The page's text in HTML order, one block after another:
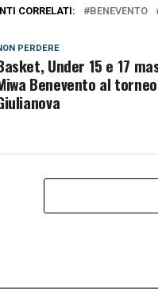
CORRELATI: BENEVENTO
PERDERE
Under 15 e 17
Benevento al